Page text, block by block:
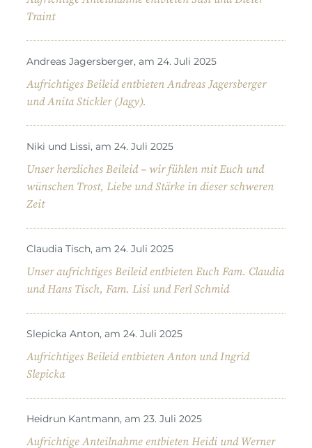
Traint
Andreas Jagersberger, am 24. Juli 2025
Aufrichtiges Beileid entbieten Andreas Jagersberger
und Anita Stickler (Jagy).
Niki und Lissi, am 24. Juli 2025
Unser herzliches Beileid – wir fühlen mit Euch und
wünschen Trost, Liebe und Stärke in dieser schweren
Zeit
Claudia Tisch, am 24. Juli 2025
Unser aufrichtiges Beileid entbieten Euch Fam. Claudia
und Hans Tisch, Fam. Lisi und Ferl Schmid
Slepicka Anton, am 24. Juli 2025
Aufrichtiges Beileid entbieten Anton und Ingrid
Slepicka
Heidrun Kantmann, am 23. Juli 2025
Aufrichtige Anteilnahme entbieten Heidi und Werner